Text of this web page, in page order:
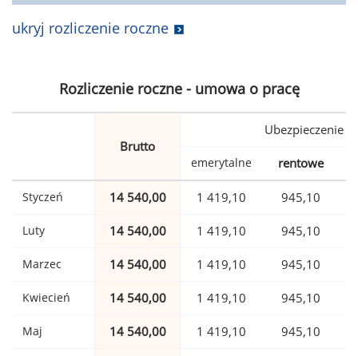
ukryj rozliczenie roczne
Rozliczenie roczne - umowa o pracę
Brutto
Ubezpieczenie
emerytalne rentowe
Styczeń 14 540,00 1 419,10 945,10
Luty 14 540,00 1 419,10 945,10
Marzec 14 540,00 1 419,10 945,10
Kwiecień 14 540,00 1 419,10 945,10
Maj 14 540,00 1 419,10 945,10